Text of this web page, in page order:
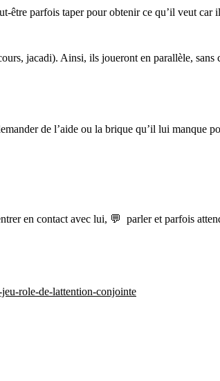
être parfois taper pour obtenir ce qu’il veut car
jacadi). Ainsi, ils joueront en parallèle, sans
de l’aide ou la brique qu’il lui manque
en contact avec lui, 💬 parler et parfois
role-de-lattention-conjointe